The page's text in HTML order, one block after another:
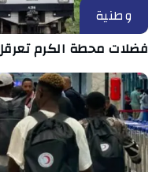
وطنية
فضلات محطة الكرم